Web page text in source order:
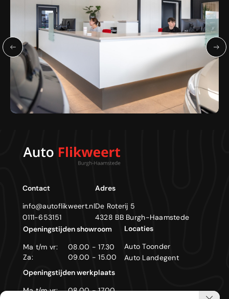
Contact
info@autoflikweert.nl
0111-653151
Adres
De Roterij 5
4328 BB Burgh-Haamstede
Openingstijden showroom
Ma t/m vr:
08.00 - 17.30
Za:
09.00 - 15.00
Openingstijden werkplaats
Ma t/m vr:
08.00 - 17.00
Locaties
Auto Toonder
Auto Landegent